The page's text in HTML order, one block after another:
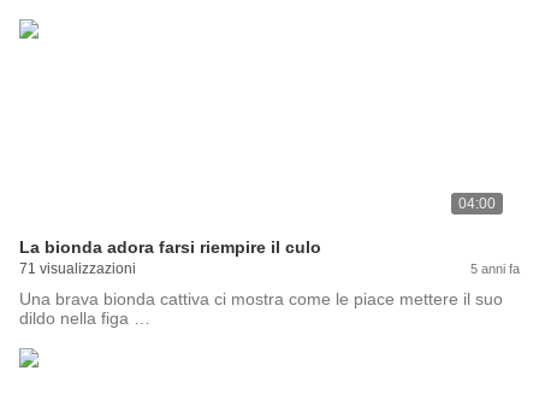
04:00
La bionda adora farsi riempire il culo
71 visualizzazioni 5 anni fa
Una brava bionda cattiva ci mostra come le piace mettere il suo
dildo nella figa …